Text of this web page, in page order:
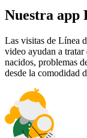
Nuestra app
Las visitas de Línea
video ayudan a tratar
nacidos, problemas
desde la comodidad